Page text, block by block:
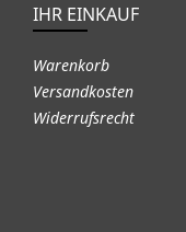
IHR EINKAUF
Warenkorb
Versandkosten
Widerrufsrecht